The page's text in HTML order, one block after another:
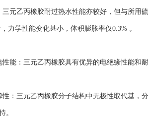
乙丙橡胶耐过热水性能亦较好，但与所用
力学性能变化甚小，体积膨胀率仅0.3% 。
：三元乙丙橡胶具有优异的电绝缘性能和耐
三元乙丙橡胶分子结构中无极性取代基，
。